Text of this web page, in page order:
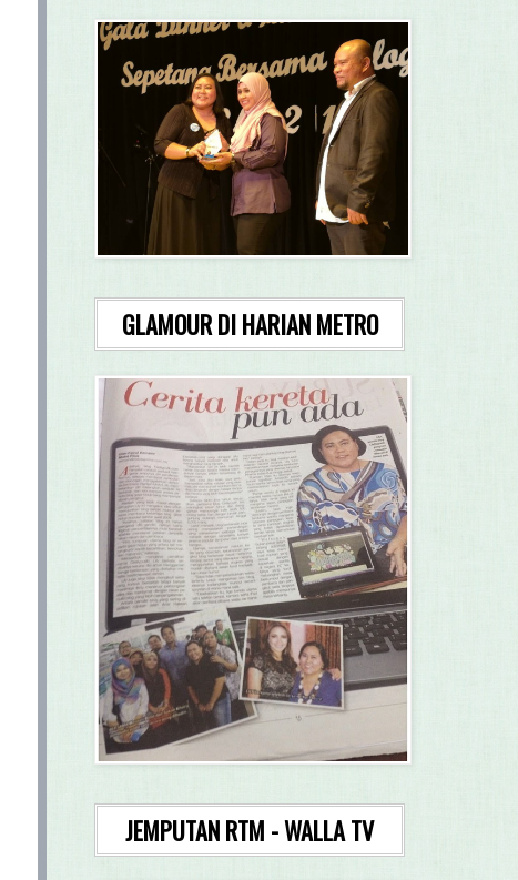
GLAMOUR DI HARIAN METRO
JEMPUTAN RTM - WALLA TV